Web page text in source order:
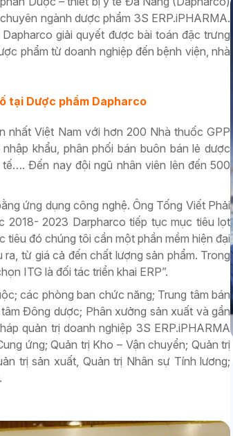
ngành dược phẩm 3S ERP.iPHARMA.
giải quyết được bài toán đặc trưng
phẩm từ doanh nghiệp đến bệnh viện, nhà
tại Dược phẩm Dapharco
nhất Việt Nam với hơn 200 Nhà thuốc GPP
khẩu, phân phối bán buôn bán lẻ dược
Đến nay đội ngũ nhân viên lên đến 500
ứng dụng công nghệ. Ông Tống Viết Phải
2018- 2023 Darpharco tiếp tục mục tiêu lọt
đó chúng tôi cần một phần mềm hiện đại
từ giá cả đến chất lượng sản phẩm. Trong
ITG là đối tác triển khai ERP”.
các phòng ban chức năng; Trung tâm bán
Đông dược; Phân xưởng sản xuất và gần
quản trị doanh nghiệp 3S ERP.iPHARMA
ứng; Quản trị Kho – Vận chuyển; Quản trị
trị sản xuất, Quản trị Nhân sự Tính lương;